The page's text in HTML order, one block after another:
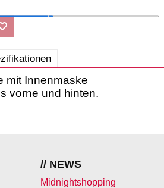
mit Innenmaske
vorne und hinten.
// NEWS
Midnightshopping